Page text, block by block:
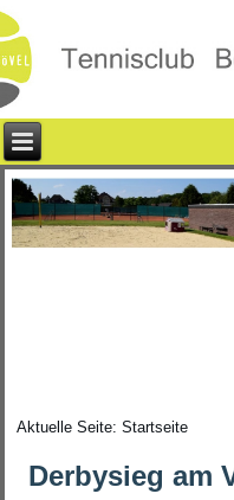
Aktuelle Seite:Startseite
Derbysieg am